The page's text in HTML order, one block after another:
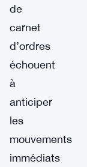
de
carnet
d’ordres
échouent
à
anticiper
les
mouvements
immédiats